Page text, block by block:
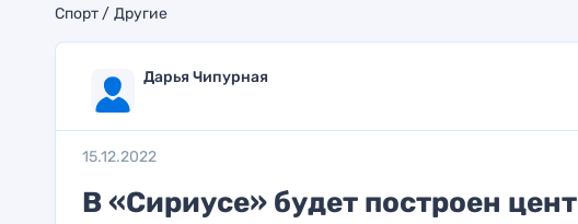
Спорт Другие
Дарья Чипурная
15.12.2022
В «Сириусе» будет построен